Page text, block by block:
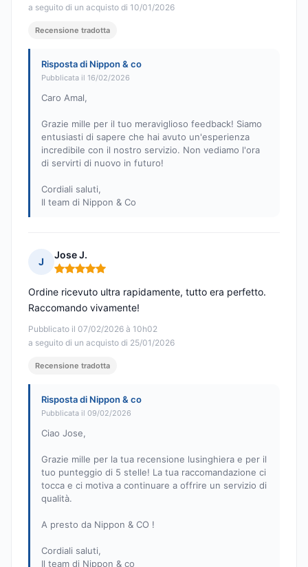
a seguito di un acquisto di 10/01/2026
Recensione tradotta
Risposta di Nippon & co
Pubblicata il 16/02/2026
Caro Amal,
Grazie mille per il tuo meraviglioso feedback! Siamo
entusiasti di sapere che hai avuto un'esperienza
incredibile con il nostro servizio. Non vediamo l'ora
di servirti di nuovo in futuro!
Cordiali saluti,
Il team di Nippon & Co
J
Jose J.
Nota: 5 su 5
Pubblicato il 07/02/2026 à 10h02
a seguito di un acquisto di 25/01/2026
Ordine ricevuto ultra rapidamente, tutto era perfetto.
Raccomando vivamente!
Recensione tradotta
Risposta di Nippon & co
Pubblicata il 09/02/2026
Ciao Jose,
Grazie mille per la tua recensione lusinghiera e per il
tuo punteggio di 5 stelle! La tua raccomandazione ci
tocca e ci motiva a continuare a offrire un servizio di
qualità.
A presto da Nippon & CO !
Cordiali saluti,
Il team di Nippon & co